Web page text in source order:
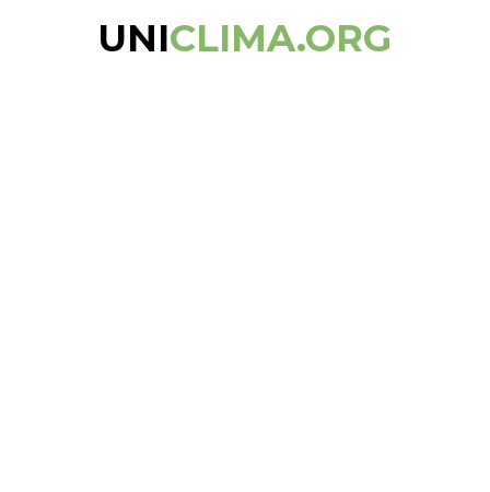
UNICLIMA.ORG